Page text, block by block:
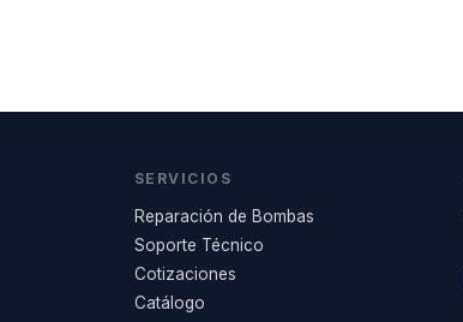
SERVICIOS
Reparación de Bombas
Soporte Técnico
Cotizaciones
Catálogo